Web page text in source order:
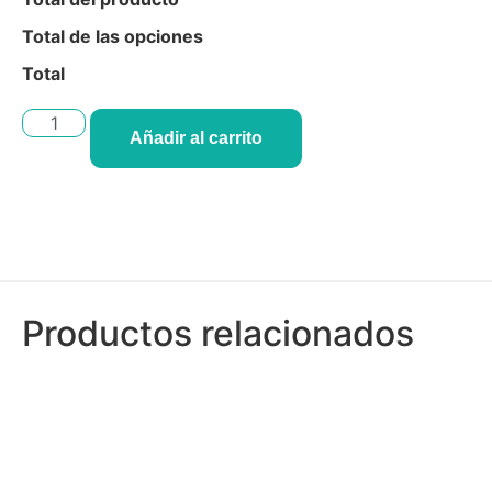
Total de las opciones
Total
Añadir al carrito
Productos relacionados